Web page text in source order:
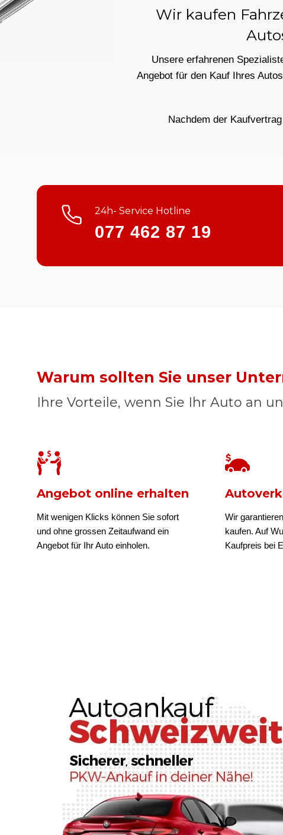
Wir kaufen
Unsere erfahrenen
Angebot für den Kauf Ihres
Nachdem der
24h- Service Hotline
077 462 87 19
Warum sollten Sie unser
Ihre Vorteile, wenn Sie Ihr Auto an
Angebot online erhalten
Mit wenigen Klicks können Sie sofort
und ohne grossen Zeitaufwand ein
Angebot für Ihr Auto einholen.
Wir
kaufen. Auf
Kaufpreis bei